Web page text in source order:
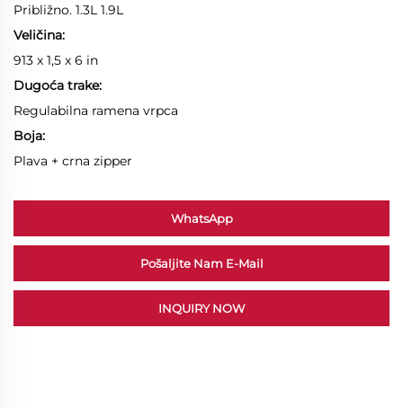
Približno. 1.3L 1.9L
Veličina:
913 x 1,5 x 6 in
Dugoća trake:
Regulabilna ramena vrpca
Boja:
Plava + crna zipper
WhatsApp
Pošaljite Nam E-Mail
INQUIRY NOW